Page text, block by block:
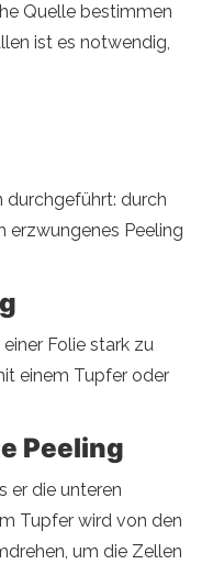
Quelle bestimmen
ist es notwendig,
durchgeführt: durch
erzwungenes Peeling
Folie stark zu
einem Tupfer oder
Peeling
er die unteren
Tupfer wird von den
um die Zellen